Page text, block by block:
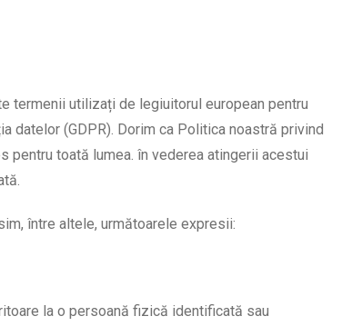
termenii utilizați de legiuitorul european pentru
datelor (GDPR). Dorim ca Politica noastră privind
toată lumea. în vederea atingerii acestui
între altele, următoarele expresii:
la o persoană fizică identificată sau